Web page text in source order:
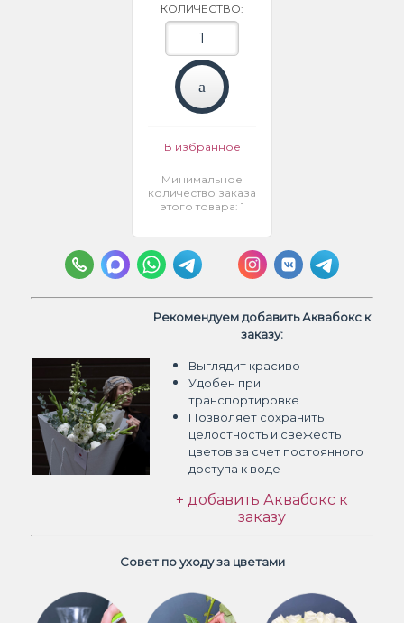
КОЛИЧЕСТВО:
В избранное
Минимальное
количество заказа
этого товара: 1
Рекомендуем добавить Аквабокс к
заказу:
Выглядит красиво
Удобен при
транспортировке
Позволяет сохранить
целостность и свежесть
цветов за счет постоянного
доступа к воде
+ добавить Аквабокс к
заказу
Совет по уходу за цветами